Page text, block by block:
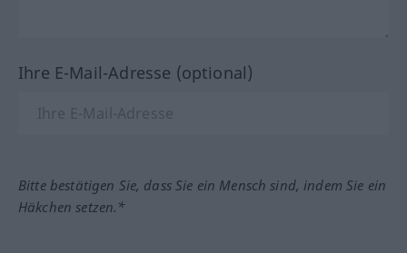
Ihre E-Mail-Adresse (optional)
Bitte bestätigen Sie, dass Sie ein Mensch sind, indem Sie ein
Häkchen setzen.*